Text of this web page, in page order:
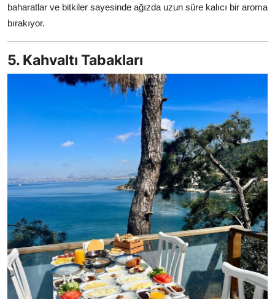
baharatlar ve bitkiler sayesinde ağızda uzun süre kalıcı bir aroma
bırakıyor.
5. Kahvaltı Tabakları